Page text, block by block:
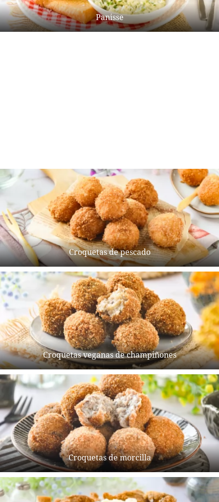
Panisse
Croquetas de pescado
Croquetas veganas de champiñones
Croquetas de morcilla